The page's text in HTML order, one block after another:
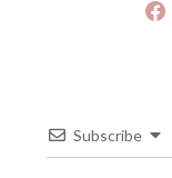
Subscribe